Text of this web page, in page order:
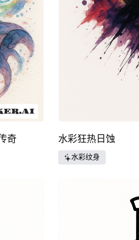
奇 水彩狂热日蚀
水彩纹身